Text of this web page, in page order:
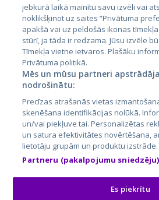
City24.lv
City24.ee
GetaPro.lv
GetaPro.ee
Skelbiu.lt
Autoplius.lt
Aruodas.lt
Osta.ee
jebkurā laikā mainītu savu izvēli vai
noklikšķinot uz saites “Privātuma
apakšā vai uz peldošās ikonas
stūrī, ja tāda ir redzama. Jūsu izvēle
Tīmekļa vietne ietvaros. Plašāku
Privātuma politikā.
Mēs un mūsu partneri
nodrošinātu:
Precīzas atrašanās vietas
skenēšana identifikācijas nolūkā.
un/vai piekļuve tai. Personalizētas
un satura efektivitātes novērtēšana,
lietotāju grupām un produktu izstrāde.
Partneru (pakalpojumu
Es piekrītu